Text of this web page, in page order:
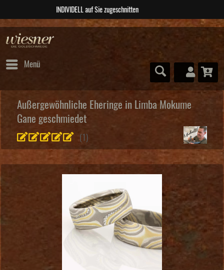
ABSOLUTE Unikate
Menü
Außergewöhnliche Eheringe in Limba Mokume
Gane geschmiedet
( 1 )